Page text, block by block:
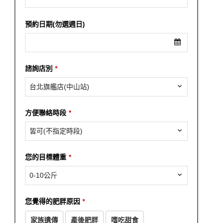
預約日期(勿選週日)
諮詢店別 *
台北旗艦店(中山站)
方便聯絡時段 *
皆可(不指定時段)
您的目標體重 *
0-10公斤
您覺得的肥胖原因 *
家族遺傳 產後肥胖 嗜吃甜食